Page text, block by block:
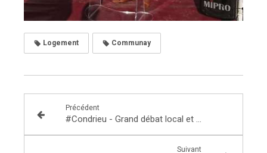
Logement Communay
Précédent
#Condrieu - Grand débat local et citoyen
Suivant